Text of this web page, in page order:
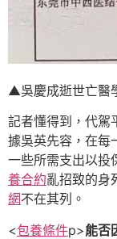
▲吳慶成逝世亡醫
記者懂得到，代駕
據吳英先容，在每
一些所需支出以投
養合約亂招致的身
網不在其列。
<包養條件p>能否